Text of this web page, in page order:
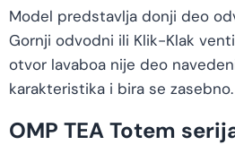
Model predstavlja donji deo
Gornji odvodni ili Klik-Klak
otvor lavaboa nije deo
karakteristika i bira se zasebno.
OMP TEA Totem